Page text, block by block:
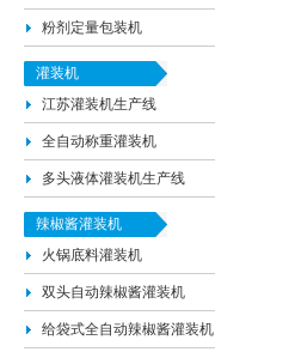
粉剂定量包装机
灌装机
江苏灌装机生产线
全自动称重灌装机
多头液体灌装机生产线
辣椒酱灌装机
火锅底料灌装机
双头自动辣椒酱灌装机
给袋式全自动辣椒酱灌装机